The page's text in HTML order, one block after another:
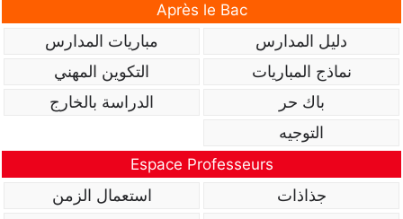
Après le Bac
دليل المدارس
مباريات المدارس
نماذج المباريات
التكوين المهني
باك حر
الدراسة بالخارج
التوجيه
Espace Professeurs
جذاذات
استعمال الزمن